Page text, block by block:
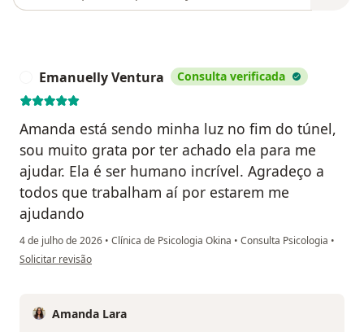
Emanuelly Ventura Consulta verificada
Amanda está sendo minha luz no fim do túnel,
sou muito grata por ter achado ela para me
ajudar. Ela é ser humano incrível. Agradeço a
todos que trabalham aí por estarem me
ajudando
4 de julho de 2026 • Clínica de Psicologia Okina • Consulta Psicologia •
na opinião do utilizador Emanuelly Ventura
Solicitar revisão
Amanda Lara